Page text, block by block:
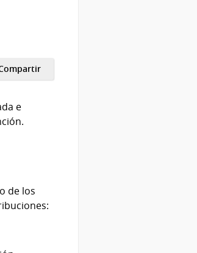
e
de los